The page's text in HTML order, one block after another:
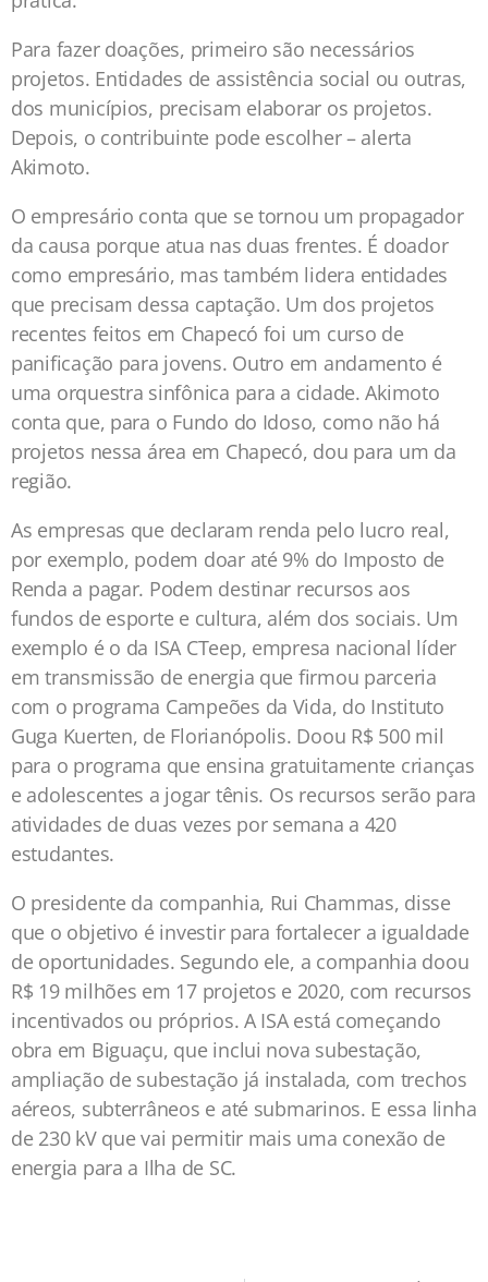
Para fazer doações, primeiro são necessários
projetos. Entidades de assistência social ou outras,
dos municípios, precisam elaborar os projetos.
Depois, o contribuinte pode escolher – alerta
Akimoto.
O empresário conta que se tornou um propagador
da causa porque atua nas duas frentes. É doador
como empresário, mas também lidera entidades
que precisam dessa captação. Um dos projetos
recentes feitos em Chapecó foi um curso de
panificação para jovens. Outro em andamento é
uma orquestra sinfônica para a cidade. Akimoto
conta que, para o Fundo do Idoso, como não há
projetos nessa área em Chapecó, dou para um da
região.
As empresas que declaram renda pelo lucro real,
por exemplo, podem doar até 9% do Imposto de
Renda a pagar. Podem destinar recursos aos
fundos de esporte e cultura, além dos sociais. Um
exemplo é o da ISA CTeep, empresa nacional líder
em transmissão de energia que firmou parceria
com o programa Campeões da Vida, do Instituto
Guga Kuerten, de Florianópolis. Doou R$ 500 mil
para o programa que ensina gratuitamente crianças
e adolescentes a jogar tênis. Os recursos serão para
atividades de duas vezes por semana a 420
estudantes.
O presidente da companhia, Rui Chammas, disse
que o objetivo é investir para fortalecer a igualdade
de oportunidades. Segundo ele, a companhia doou
R$ 19 milhões em 17 projetos e 2020, com recursos
incentivados ou próprios. A ISA está começando
obra em Biguaçu, que inclui nova subestação,
ampliação de subestação já instalada, com trechos
aéreos, subterrâneos e até submarinos. E essa linha
de 230 kV que vai permitir mais uma conexão de
energia para a Ilha de SC.